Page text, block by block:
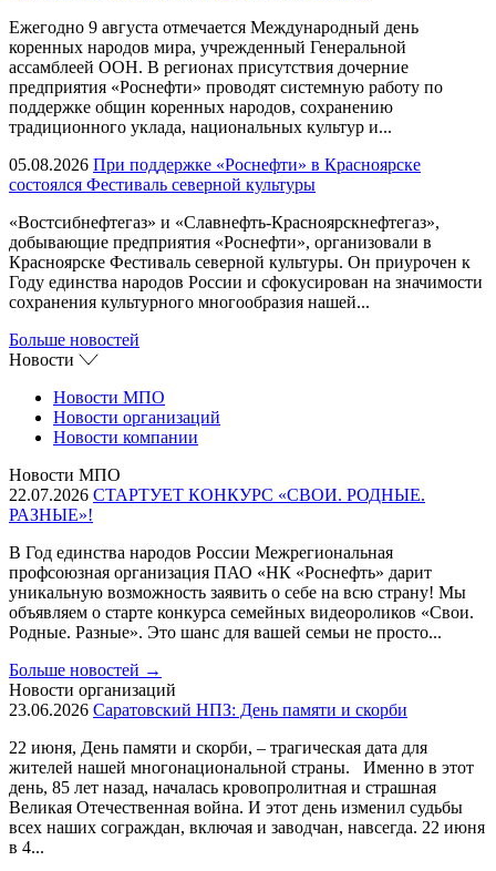
Ежегодно 9 августа отмечается Международный день
коренных народов мира, учрежденный Генеральной
ассамблеей ООН. В регионах присутствия дочерние
предприятия «Роснефти» проводят системную работу по
поддержке общин коренных народов, сохранению
традиционного уклада, национальных культур и...
05.08.2026 При поддержке «Роснефти» в Красноярске
состоялся Фестиваль северной культуры
«Востсибнефтегаз» и «Славнефть-Красноярскнефтегаз»,
добывающие предприятия «Роснефти», организовали в
Красноярске Фестиваль северной культуры. Он приурочен к
Году единства народов России и сфокусирован на значимости
сохранения культурного многообразия нашей...
Больше новостей
Новости
Новости МПО
Новости организаций
Новости компании
Новости МПО
22.07.2026 СТАРТУЕТ КОНКУРС «СВОИ. РОДНЫЕ.
РАЗНЫЕ»!
В Год единства народов России Межрегиональная
профсоюзная организация ПАО «НК «Роснефть» дарит
уникальную возможность заявить о себе на всю страну! Мы
объявляем о старте конкурса семейных видеороликов «Свои.
Родные. Разные». Это шанс для вашей семьи не просто...
Больше новостей →
Новости организаций
23.06.2026 Саратовский НПЗ: День памяти и скорби
22 июня, День памяти и скорби, – трагическая дата для
жителей нашей многонациональной страны. Именно в этот
день, 85 лет назад, началась кровопролитная и страшная
Великая Отечественная война. И этот день изменил судьбы
всех наших сограждан, включая и заводчан, навсегда. 22 июня
в 4...